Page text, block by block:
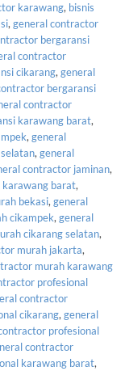
karawang, bisnis
,general contractor
bergaransi
contractor
cikarang,general
bergaransi
contractor
karawang barat,
,general
,general
contractor jaminan,
barat,
bekasi,general
cikampek,general
cikarang selatan,
murah jakarta,
murah karawang
profesional
contractor
cikarang,general
profesional
contractor
karawang barat,